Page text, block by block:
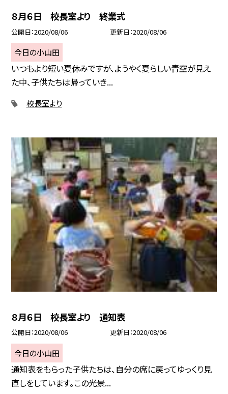
８月６日 校長室より 終業式
公開日 2020/08/06 更新日 2020/08/06
今日の小山田
いつもより短い夏休みですが、ようやく夏らしい青空が見え
た中、子供たちは帰っていき...
校長室より
８月６日 校長室より 通知表
公開日 2020/08/06 更新日 2020/08/06
今日の小山田
通知表をもらった子供たちは、自分の席に戻ってゆっくり見
直しをしています。この光景...